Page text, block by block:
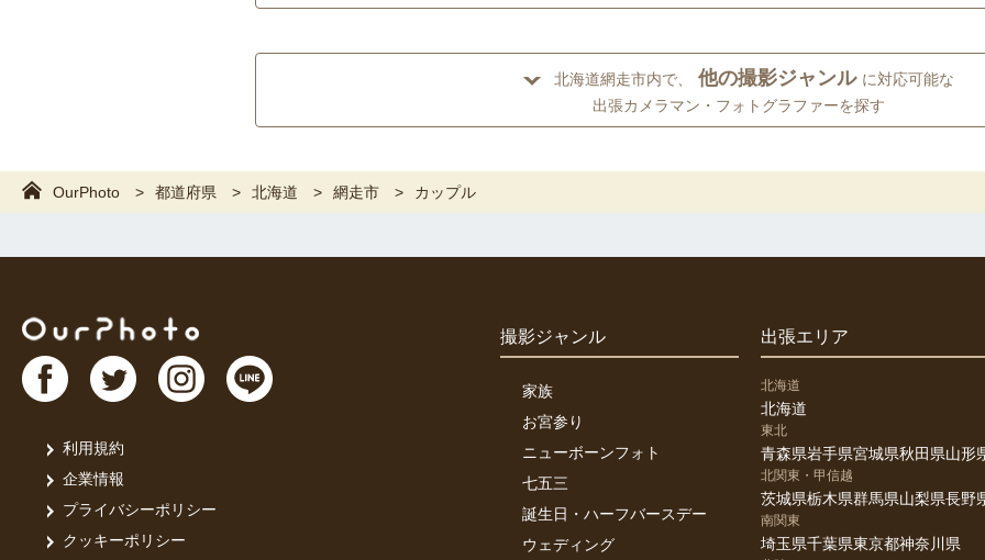
北海道網走市内で、 他の撮影ジャンル に対応可能な
出張カメラマン・フォトグラファーを探す
OurPhoto 都道府県 北海道 網走市 カップル
利用規約
企業情報
プライバシーポリシー
クッキーポリシー
撮影ジャンル
家族
お宮参り
ニューボーンフォト
七五三
誕生日・ハーフバースデー
ウェディング
出張エリア
北海道
北海道
東北
青森県岩手県宮城県秋田県山形
北関東・甲信越
茨城県栃木県群馬県山梨県長野
南関東
埼玉県千葉県東京都神奈川県